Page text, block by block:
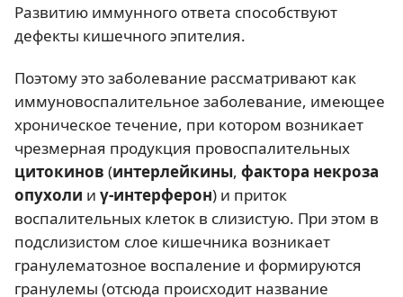
Развитию иммунного ответа способствуют
дефекты кишечного эпителия.
Поэтому это заболевание рассматривают как
иммуновоспалительное заболевание, имеющее
хроническое течение, при котором возникает
чрезмерная продукция провоспалительных
цитокинов (интерлейкины, фактора некроза
опухоли и γ-интерферон) и приток
воспалительных клеток в слизистую. При этом в
подслизистом слое кишечника возникает
гранулематозное воспаление и формируются
гранулемы (отсюда происходит название